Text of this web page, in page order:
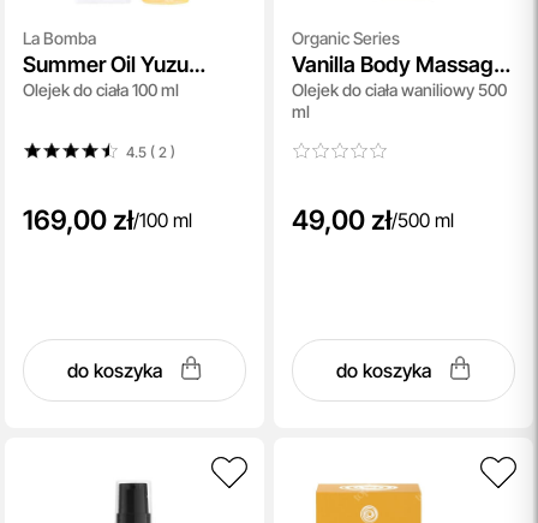
La Bomba
Summer Oil Yuzu
Coconut
Olejek do ciała 100 ml
4.5 ( 2 )
169,00 zł/100 ml
do koszyka
Organic Series
Vanilla Body Massage
Oil
Olejek do ciała waniliowy 500
ml
49,00 zł/500 ml
do koszyka